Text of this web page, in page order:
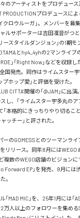
のアーティストをプロデュー
PRODUCTIONプロデュースに
クロウルーガ」。メンバーを募
ルサポーターは吉田凜音がつと
ースタイルダンジョン」の1期
とhy4_4yhの2マンライブ
」「Right Now」などを収録し
全国発売。同作はライムスター
プホップ愛」と評価を受けた。
CITTA’開催の「@JAM」に出
スし、「ライムスター宇多丸の
て「本格的にきっちりやり切るこ
ッチー」と評された。
のGOMESSとのツーマンライ
をリリース。同年8月には
複数のWEGO店舗のビジョン
Forward EP」を発売、9月には
。
MAD MIC」を、25年1月には「
22万人以上のフォロワーを集め